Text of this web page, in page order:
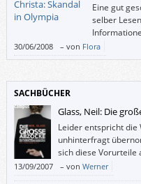
Eine gut
selber
30/06/2008 – von Flora
SACHBÜCHER
Glass, Neil: Die
Leider entspricht
unhinterfragt
sich diese Vorurteile
der – vom Insider
Unternehmensberater.
13/09/2007 – von Werner